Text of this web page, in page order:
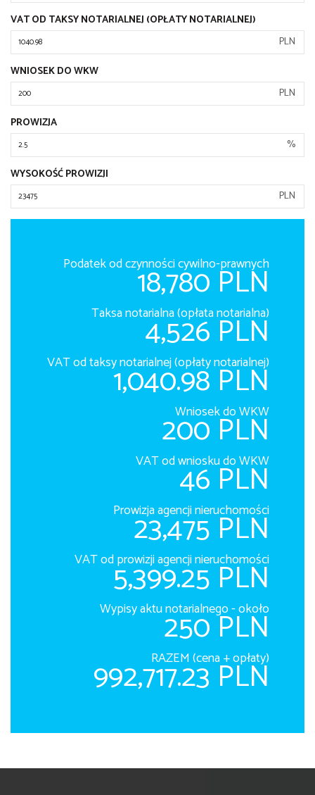
VAT OD TAKSY NOTARIALNEJ (OPŁATY NOTARIALNEJ)
PLN
WNIOSEK DO WKW
PLN
PROWIZJA
%
WYSOKOŚĆ PROWIZJI
PLN
Podatek od czynności cywilno-prawnych
18,780 PLN
Taksa notarialna (opłata notarialna)
4,526 PLN
VAT od taksy notarialnej (opłaty notarialnej)
1,040.98 PLN
Wniosek do WKW
200 PLN
VAT od wniosku do WKW
46 PLN
Prowizja agencji nieruchomości
23,475 PLN
VAT od prowizji agencji nieruchomości
5,399.25 PLN
Wypisy aktu notarialnego - około
250 PLN
RAZEM (cena + opłaty)
992,717.23 PLN